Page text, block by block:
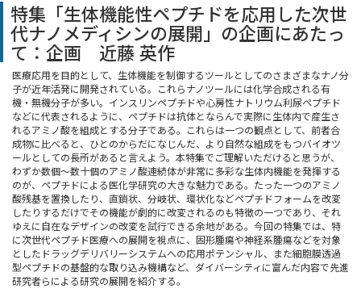
特集「生体機能性ペプチドを応用した次世
代ナノメディシンの展開」の企画にあたっ
て：企画 近藤 英作
医療応用を目的として、生体機能を制御するツールとしてのさまざまなナノ分
子が近年活発に開発されている。これらナノツールには化学合成される有
機・無機分子が多い。インスリンペプチドや心房性ナトリウム利尿ペプチド
などに代表されるように、ペプチドは抗体とならんで実際に生体内で産生さ
れるアミノ酸を組成とする分子である。これらは一つの観点として、前者合
成物に比べると、ひとのからだになじんだ、より自然な組成をもつバイオツ
ールとしての長所があると言えよう。本特集でご理解いただけると思うが、
わずか数個～数十個のアミノ酸連続体が非常に多彩な生体内機能を発揮する
のが、ペプチドによる医化学研究の大きな魅力である。たった一つのアミノ
酸残基を置換したり、直鎖状、分岐状、環状化などペプチドフォームを改変
したりするだけでその機能が劇的に改変されるのも特徴の一つであり、それ
ゆえに自在なデザインの改変を試行できる余地がある。今回の特集では、特
に次世代ペプチド医療への展開を視点に、固形腫瘍や神経系腫瘍などを対象
としたドラッグデリバリーシステムへの応用ポテンシャル、また細胞膜透過
型ペプチドの基盤的な取り込み機構など、ダイバーシティに富んだ内容で先進
研究者らによる研究の展開を紹介する。